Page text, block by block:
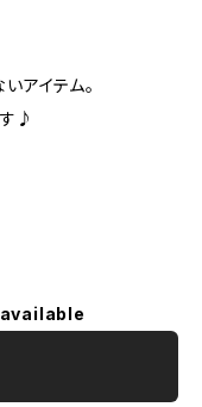
アイテム。
♪